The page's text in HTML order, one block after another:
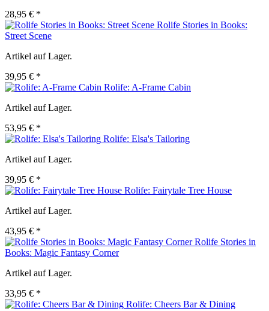
28,95 € *
Rolife Stories in Books:
Street Scene
Artikel auf Lager.
39,95 € *
Rolife: A-Frame Cabin
Artikel auf Lager.
53,95 € *
Rolife: Elsa's Tailoring
Artikel auf Lager.
39,95 € *
Rolife: Fairytale Tree House
Artikel auf Lager.
43,95 € *
Rolife Stories in
Books: Magic Fantasy Corner
Artikel auf Lager.
33,95 € *
Rolife: Cheers Bar & Dining